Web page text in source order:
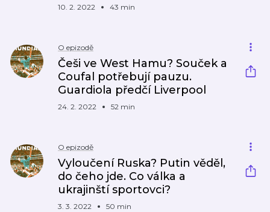
10. 2. 2022 43 min
O epizodě
Češi ve West Hamu? Souček a
Coufal potřebují pauzu.
Guardiola předčí Liverpool
24. 2. 2022 52 min
O epizodě
Vyloučení Ruska? Putin věděl,
do čeho jde. Co válka a
ukrajinští sportovci?
3. 3. 2022 50 min